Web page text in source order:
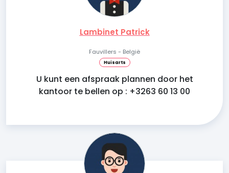
Lambinet Patrick
Fauvillers - België
Huisarts
U kunt een afspraak plannen door het
kantoor te bellen op : +3263 60 13 00